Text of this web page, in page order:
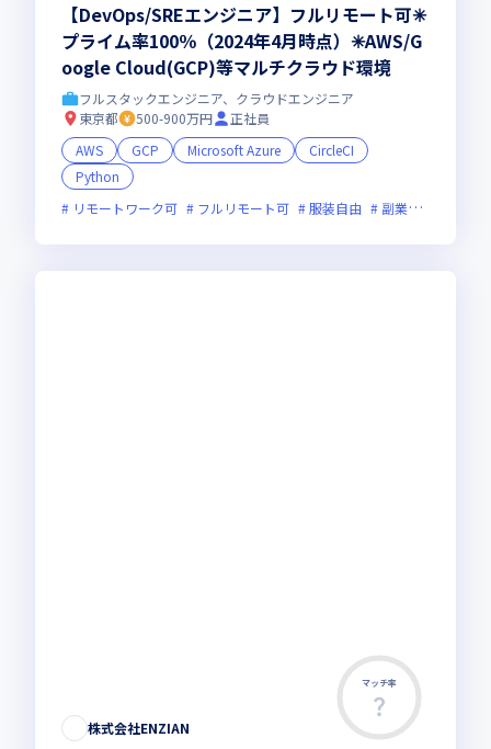
【DevOps/SREエンジニア】フルリモート可✳︎
プライム率100％（2024年4月時点）✳︎AWS/G
oogle Cloud(GCP)等マルチクラウド環境
フルスタックエンジニア、クラウドエンジニア
東京都
500-900万円
正社員
AWS
GCP Microsoft Azure
CircleCI
Python
リモートワーク可
フルリモート可 服装自由 副業可
マッチ率
株式会社ENZIAN